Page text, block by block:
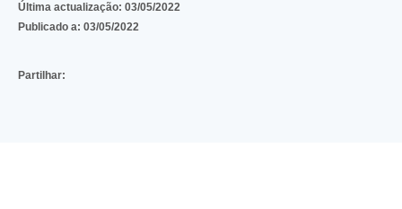
Última actualização: 03/05/2022
Publicado a: 03/05/2022
Partilhar: